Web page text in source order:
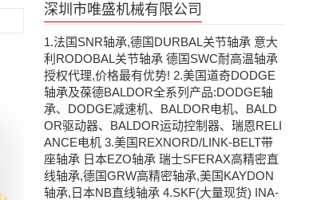
深圳市唯盛机械有限公司
1.法国SNR轴承,德国DURBAL关节轴承 意大
利RODOBAL关节轴承 德国SWC耐高温轴承
授权代理,价格最有优势! 2.美国道奇DODGE
轴承及葆德BALDOR全系列产品:DODGE轴
承、DODGE减速机、BALDOR电机、BALD
OR驱动器、BALDOR运动控制器、瑞恩RELI
ANCE电机 3.美国REXNORD/LINK-BELT带
座轴承 日本EZO轴承 瑞士SFERAX高精密直
线轴承,德国GRW高精密轴承,美国KAYDON
轴承,日本NB直线轴承 4.SKF(大量现货) INA-